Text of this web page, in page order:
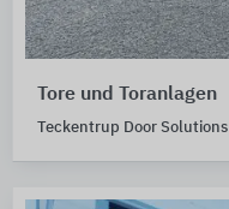
Tore und Toranlagen
Teckentrup Door Solutions